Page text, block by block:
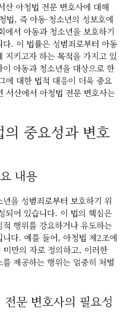
산 아청법 전문 변호사에 대해
법, 즉 아동·청소년의 성보호에
에서 아동과 청소년을 보호하기
. 이 법률은 성범죄로부터 아동
지키고자 하는 목적을 가지고 있
아동과 청소년을 대상으로 한
에 대한 법적 대응이 더욱 중요
서산에서 아청법 전문 변호사는
중요성과 변호
내용
을 성범죄로부터 보호하기 위
되어 있습니다. 이 법의 핵심은
행위를 강요하거나 유도하는
다. 예를 들어, 아청법 제2조에
만의 자로 정의하고, 이러한
제공하는 행위는 엄중히 처벌
문 변호사의 필요성